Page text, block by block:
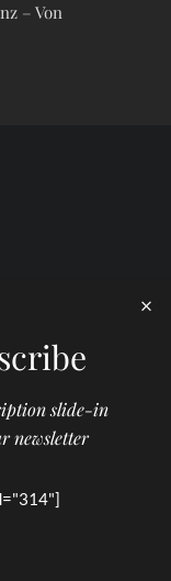
– Von
slide-in
newsletter